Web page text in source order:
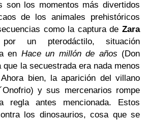
son los momentos más divertidos
de los animales prehistóricos
como la captura de Zara
un pterodáctilo, situación
en Hace un millón de años (Don
que la secuestrada era nada menos
bien, la aparición del villano
y sus mercenarios rompe
regla antes mencionada. Estos
los dinosaurios, cosa que se